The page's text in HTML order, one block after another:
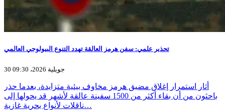
تحذير علمي: سفن هرمز العالقة تهدد التنوع البيولوجي العالمي
30 جويلية 2026، 09:30
أثار استمرار إغلاق مضيق هرمز مخاوف بيئية متزايدة، بعدما حذر
باحثون من أن بقاء أكثر من 1500 سفينة عالقة لأشهر قد يحولها إلى
ناقلات لأنواع بحرية غازية…